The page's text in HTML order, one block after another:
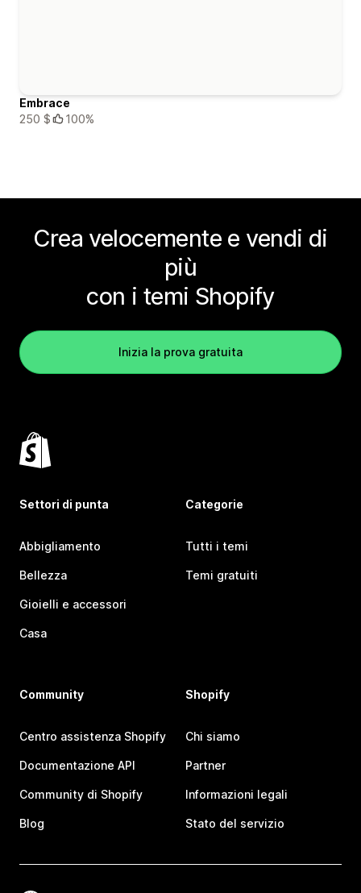
Embrace
250 $
100%
Crea velocemente e vendi di
più
con i temi Shopify
Inizia la prova gratuita
Settori di punta
Abbigliamento
Bellezza
Gioielli e accessori
Casa
Categorie
Tutti i temi
Temi gratuiti
Community
Centro assistenza Shopify
Documentazione API
Community di Shopify
Blog
Shopify
Chi siamo
Partner
Informazioni legali
Stato del servizio